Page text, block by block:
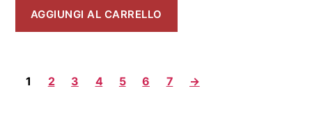
AGGIUNGI AL CARRELLO
1 2 3 4 5 6 7 →